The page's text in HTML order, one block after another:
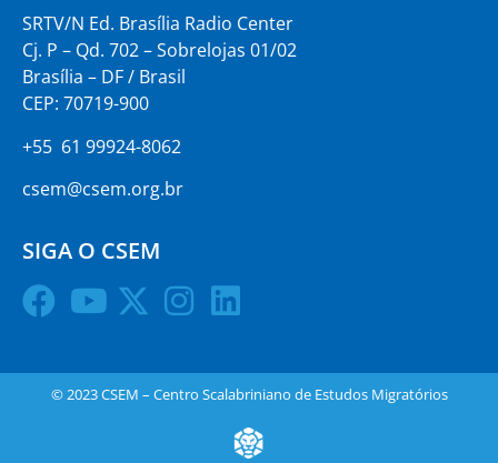
SRTV/N Ed. Brasília Radio Center
Cj. P – Qd. 702 – Sobrelojas 01/02
Brasília – DF / Brasil
CEP: 70719-900
+55 61 99924-8062
csem@csem.org.br
SIGA O CSEM
© 2023 CSEM – Centro Scalabriniano de Estudos Migratórios